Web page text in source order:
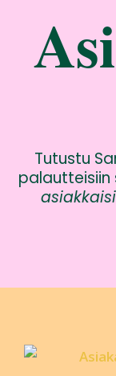
Tutustu
palautteisiin